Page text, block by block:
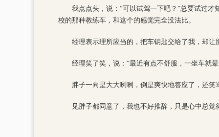
我点点头，说：“可以试驾一下吧？”总要试过
校的那种教练车，和这个的感觉完全没法比。
经理表示理所应当的，把车钥匙交给了我，却
经理笑了笑，说：“最近有点不舒服，一坐车就晕
胖子一向是大大咧咧，倒是爽快地答应了，还
见胖子都同意了，我也不好推辞，只是心中总